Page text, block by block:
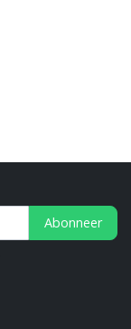
Abonneer